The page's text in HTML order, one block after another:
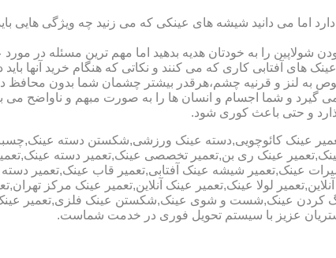
اما می دانید شیشه های عینکی که می زنید چه ویژگی هایی
را به خودتان هدیه بدهید اما مهم ترین مسئله در مورد
های آفتابی کاری که می کنند و نکاتی که هنگام خرید آنها
لنز و قرنیه چشم،هرقدر بیشتر چشمان شما بدون محافظ در
می گیرد و شما اجسام و انسان ها را به صورت مبهم و ناواضح
و حتی باعث کوری شود.
عینک کائوچویی,دسته عینک ورزشی,شکستن دسته
عینک ری بن,تعمیر تخصصی عینک,تعمیر دسته
عینک,تعمیر شیشه عینک آفتابی,تعمیر قاب عینک,تعمیر
لولا عینک,تعمیر عینک آنلاین,تعمیر عینک مرکز
کردن عینک,شست و شوی عینک,شکستن عینک فلزی,تعمیر
عزیز با سیستم تحویل فوری در خدمت شماست.